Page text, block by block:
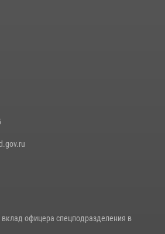
двери для школьников в Подмосковье
офицера спецподразделения в